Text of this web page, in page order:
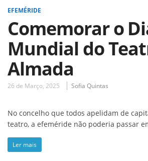
EFEMÉRIDE
Comemorar o
Mundial do
Almada
26 de Março, 2025 Sofia Quintas
No concelho que todos apelidam de
teatro, a efeméride não poderia passar
Ler mais